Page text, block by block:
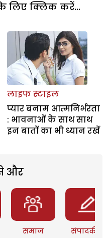
लिए क्लिक करें...
लाइफ स्टाइल
प्यार बनाम आत्मनिर्भरता
: भावनाओं के साथ साथ
इन बातों का भी ध्यान रखें
और
समाज संपादकीय